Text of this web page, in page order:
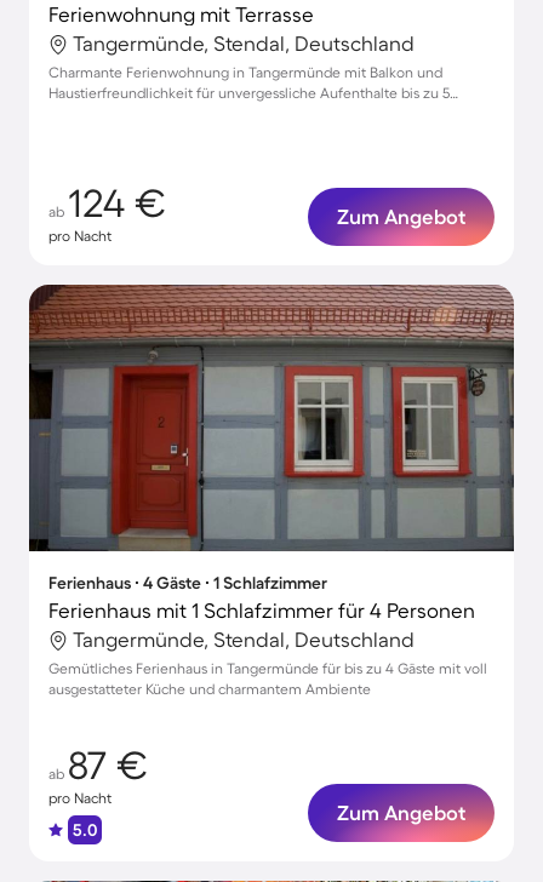
Ferienwohnung mit Terrasse
Tangermünde, Stendal, Deutschland
Charmante Ferienwohnung in Tangermünde mit Balkon und
Haustierfreundlichkeit für unvergessliche Aufenthalte bis zu 5
ab 124 €
pro Nacht
Zum Angebot
Ferienhaus ∙ 4 Gäste ∙ 1 Schlafzimmer
Ferienhaus mit 1 Schlafzimmer für 4 Personen
Tangermünde, Stendal, Deutschland
Gemütliches Ferienhaus in Tangermünde für bis zu 4 Gäste mit voll
ausgestatteter Küche und charmantem Ambiente
ab 87 €
pro Nacht
5.0
Zum Angebot